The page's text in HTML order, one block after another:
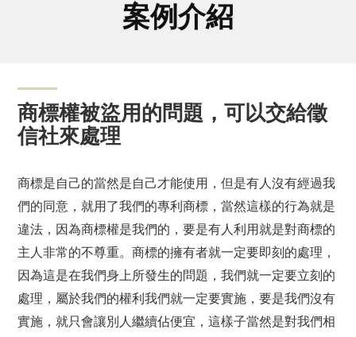
案例介紹
商標權被盜用的問題，可以交給徵
信社來處理
商標是自己的當然是自己才能使用，但是有人沒有經過我
們的同意，就用了我們的專利商標，當然這樣的行為就是
違法，因為商標權是我們的，要是有人利用就是對商標的
主人非常的不尊重。商標的擁有者就一定要即刻的處理，
因為這是在我們身上所發生的問題，我們就一定要立刻的
處理，屬於我們的權利我們就一定要實施，要是我們沒有
實施，就只會讓別人繼續佔便宜，這樣子當然是對我們相